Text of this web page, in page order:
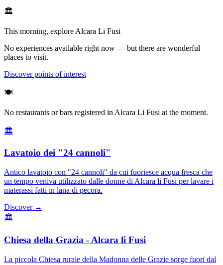
🏛️
This morning, explore Alcara Li Fusi
No experiences available right now — but there are wonderful
places to visit.
Discover points of interest
🍽️
No restaurants or bars registered in Alcara Li Fusi at the moment.
🏛️
Lavatoio dei "24 cannoli"
Antico lavatoio con "24 cannoli" da cui fuoriesce acqua fresca che
un tempo veniva utilizzato dalle donne di Alcara li Fusi per lavare i
materassi fatti in lana di pecora.
Discover →
🏛️
Chiesa della Grazia - Alcara li Fusi
La piccola Chiesa rurale della Madonna delle Grazie sorge fuori dal